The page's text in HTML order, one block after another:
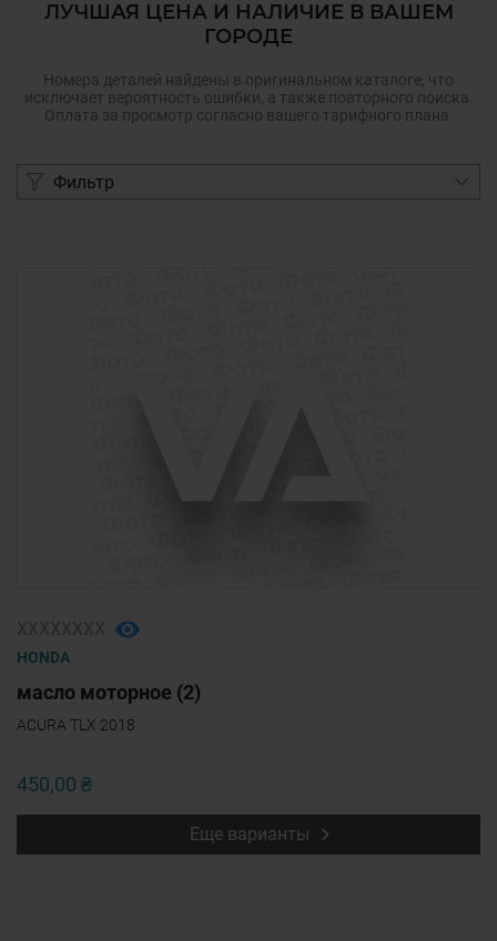
ЛУЧШАЯ ЦЕНА И НАЛИЧИЕ В ВАШЕМ
ГОРОДЕ
Номера деталей найдены в оригинальном каталоге, что
исключает вероятность ошибки, а также повторного поиска.
Оплата за просмотр согласно вашего тарифного плана.
Фильтр
HONDA
масло моторное (2)
ACURA TLX 2018
450,00 ₴
Еще варианты